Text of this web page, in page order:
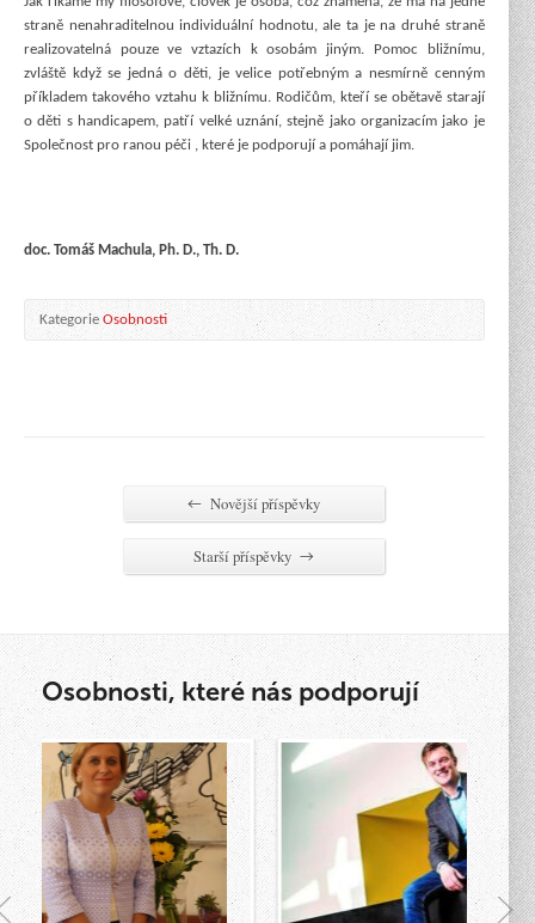
straně nenahraditelnou individuální hodnotu, ale ta je na druhé straně
realizovatelná pouze ve vztazích k osobám jiným. Pomoc bližnímu,
zvláště když se jedná o děti, je velice potřebným a nesmírně cenným
příkladem takového vztahu k bližnímu. Rodičům, kteří se obětavě starají
o děti s handicapem, patří velké uznání, stejně jako organizacím jako je
Společnost pro ranou péči , které je podporují a pomáhají jim.
doc. Tomáš Machula, Ph. D., Th. D.
Kategorie Osobnosti
← Novější příspěvky
Starší příspěvky →
Osobnosti, které nás podporují